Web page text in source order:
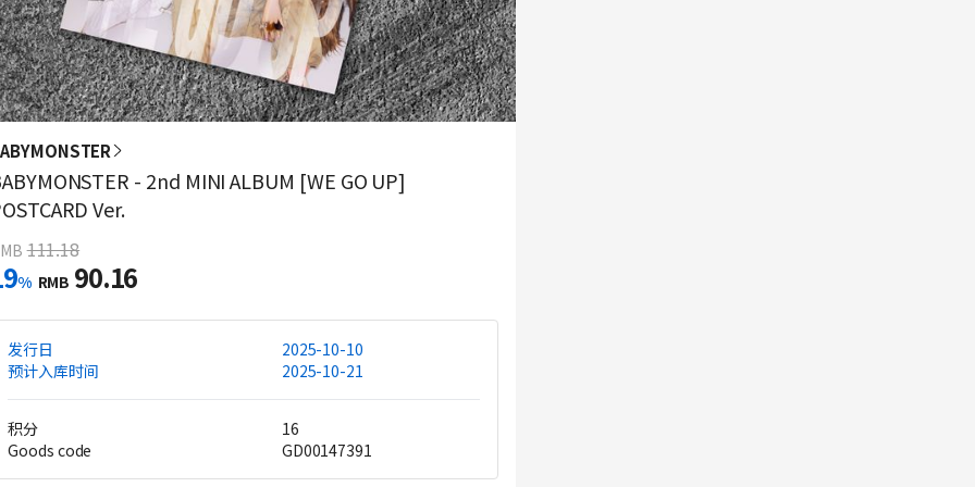
- 2nd MINI ALBUM [WE GO UP]
Ver.
111.18
% RMB 90.16
发行日
2025-10-10
预计入库时间
2025-10-21
积分
16
Goods code
GD00147391